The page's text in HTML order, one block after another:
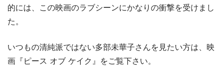
的には、この映画のラブシーンにかなりの衝撃を受けまし
た。
いつもの清純派ではない多部未華子さんを見たい方は、映
画『ピース オブ ケイク』をご覧下さい。